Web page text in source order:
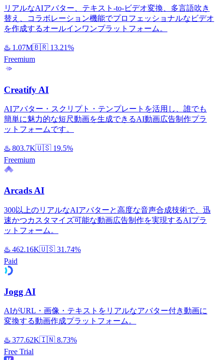
リアルなAIアバター、テキスト-to-ビデオ変換、多言語吹き
替え、コラボレーション機能でプロフェッショナルなビデオ
を作成するオールインワンプラットフォーム。
♨️ 1.07M🇧🇷 13.21%
Freemium
Creatify AI
AIアバター・スクリプト・テンプレートを活用し、誰でも
簡単に魅力的な短尺動画を生成できるAI動画広告制作プラ
ットフォームです。
♨️ 803.7K🇺🇸 19.5%
Freemium
Arcads AI
300以上のリアルなAIアバターと高度な音声合成技術で、迅
速かつカスタマイズ可能な動画広告制作を実現するAIプラ
ットフォーム。
♨️ 462.16K🇺🇸 31.74%
Paid
Jogg AI
AIがURL・画像・テキストをリアルなアバター付き動画に
変換する動画作成プラットフォーム。
♨️ 377.62K🇮🇳 8.73%
Free Trial